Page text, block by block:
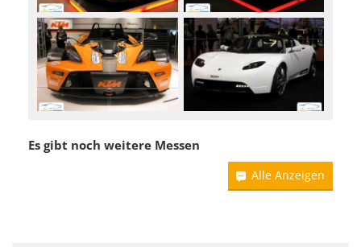
Es gibt noch weitere Messen
Alle Anzeigen